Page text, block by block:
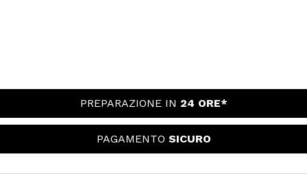
PREPARAZIONE IN 24 ORE*
PAGAMENTO SICURO